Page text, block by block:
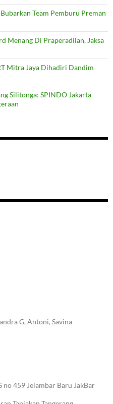
Team Pemburu Preman
Menang Di Praperadilan, Jaksa
Mitra Jaya Dihadiri Dandim
Silitonga: SPINDO Jakarta
G, Antoni, Savina
no 459 Jelambar Baru JakBar